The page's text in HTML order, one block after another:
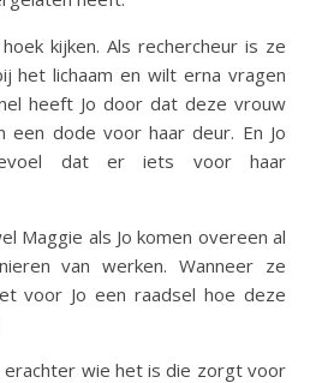
kijken. Als rechercheur is ze
het lichaam en wilt erna vragen
heeft Jo door dat deze vrouw
een dode voor haar deur. En Jo
dat er iets voor haar
Maggie als Jo komen overeen al
van werken. Wanneer ze
voor Jo een raadsel hoe deze
erachter wie het is die zorgt voor